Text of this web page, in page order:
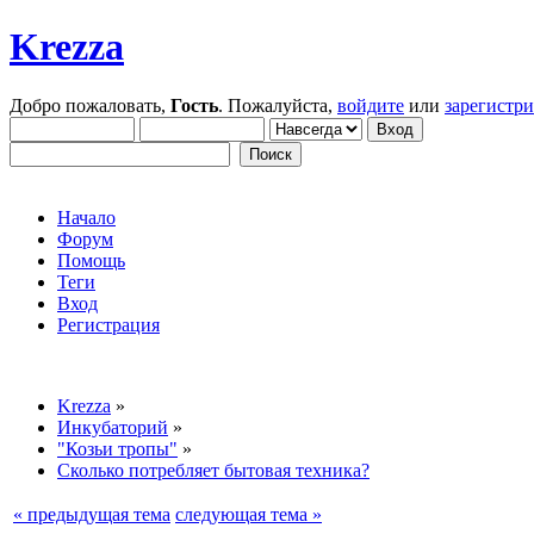
Krezza
Добро пожаловать, Гость. Пожалуйста, войдите или
Начало
Форум
Помощь
Теги
Вход
Регистрация
Krezza »
Инкубаторий »
"Козьи тропы" »
Сколько потребляет бытовая техника?
« предыдущая тема следующая тема »